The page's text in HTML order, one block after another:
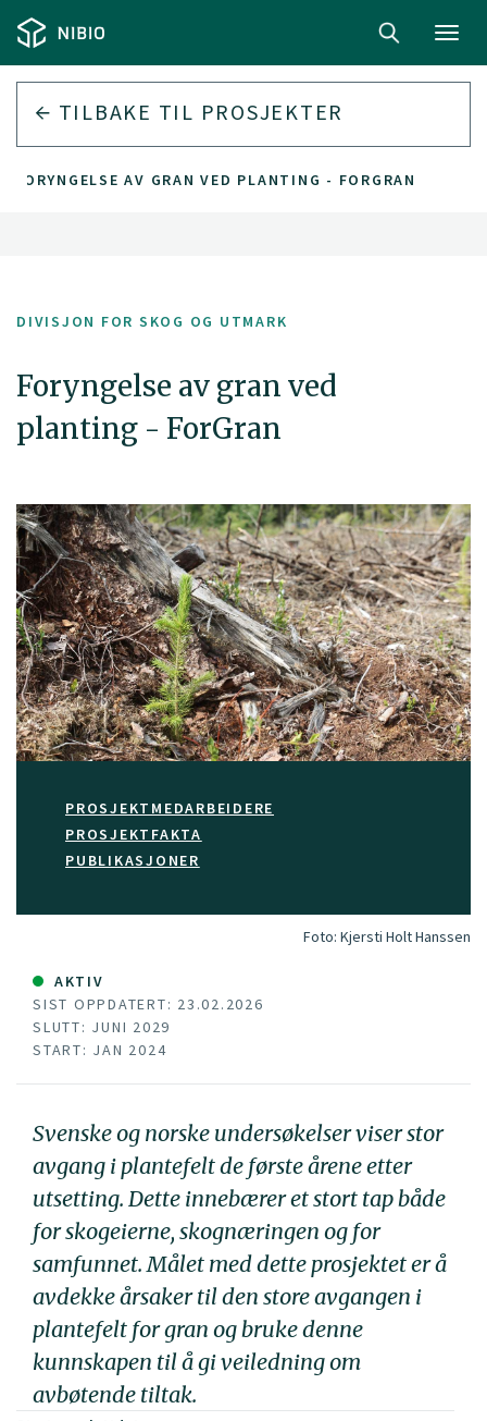
TILBAKE TIL PROSJEKTER
FORYNGELSE AV GRAN VED PLANTING - FORGRAN
DIVISJON FOR SKOG OG UTMARK
Foryngelse av gran ved
planting - ForGran
PROSJEKTMEDARBEIDERE
PROSJEKTFAKTA
PUBLIKASJONER
Foto: Kjersti Holt Hanssen
AKTIV
SIST OPPDATERT: 23.02.2026
SLUTT: JUNI 2029
START: JAN 2024
Svenske og norske undersøkelser viser stor
avgang i plantefelt de første årene etter
utsetting. Dette innebærer et stort tap både
for skogeierne, skognæringen og for
samfunnet. Målet med dette prosjektet er å
avdekke årsaker til den store avgangen i
plantefelt for gran og bruke denne
kunnskapen til å gi veiledning om
avbøtende tiltak.